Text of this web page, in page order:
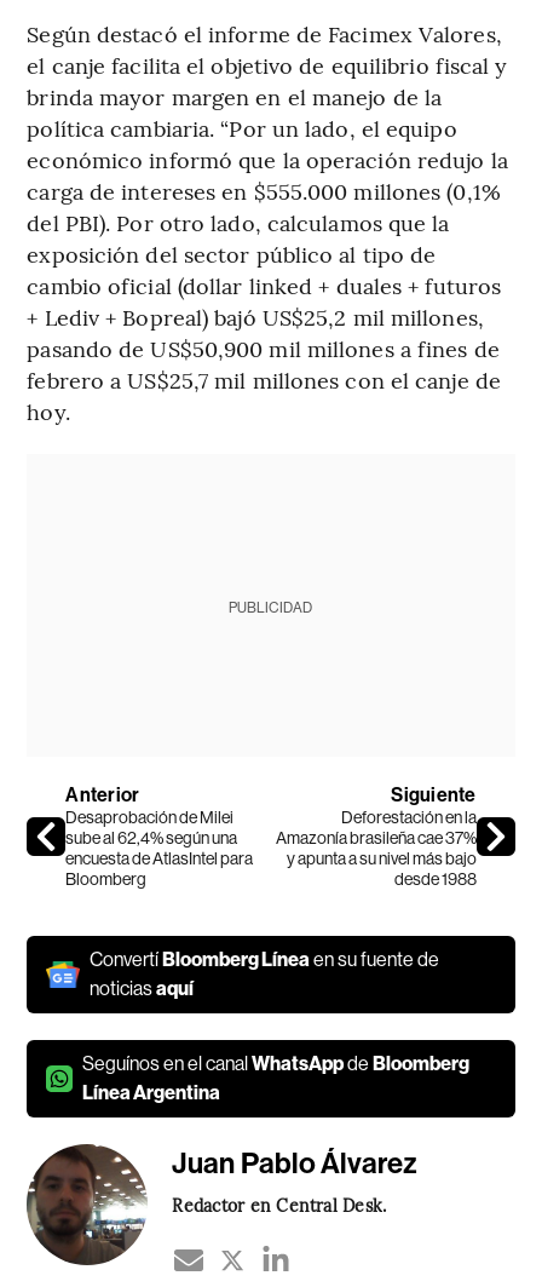
Según destacó el informe de Facimex Valores,
el canje facilita el objetivo de equilibrio fiscal y
brinda mayor margen en el manejo de la
política cambiaria. “Por un lado, el equipo
económico informó que la operación redujo la
carga de intereses en $555.000 millones (0,1%
del PBI). Por otro lado, calculamos que la
exposición del sector público al tipo de
cambio oficial (dollar linked + duales + futuros
+ Lediv + Bopreal) bajó US$25,2 mil millones,
pasando de US$50,900 mil millones a fines de
febrero a US$25,7 mil millones con el canje de
hoy.
PUBLICIDAD
Anterior
Desaprobación de Milei
sube al 62,4% según una
encuesta de AtlasIntel para
Bloomberg
Siguiente
Deforestación en la
Amazonía brasileña cae 37%
y apunta a su nivel más bajo
desde 1988
ConvertíBloomberg Líneaen su fuente de
noticiasaquí
Seguínos en el canalWhatsAppdeBloomberg
Línea Argentina
Juan Pablo Álvarez
Redactor en Central Desk.